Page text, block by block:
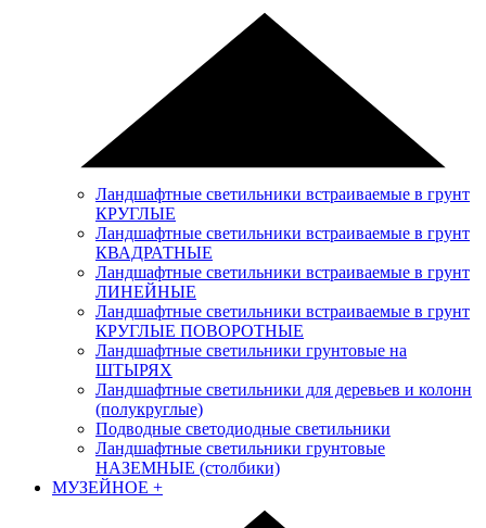
Ландшафтные светильники встраиваемые в грунт
КРУГЛЫЕ
Ландшафтные светильники встраиваемые в грунт
КВАДРАТНЫЕ
Ландшафтные светильники встраиваемые в грунт
ЛИНЕЙНЫЕ
Ландшафтные светильники встраиваемые в грунт
КРУГЛЫЕ ПОВОРОТНЫЕ
Ландшафтные светильники грунтовые на
ШТЫРЯХ
Ландшафтные светильники для деревьев и колонн
(полукруглые)
Подводные светодиодные светильники
Ландшафтные светильники грунтовые
НАЗЕМНЫЕ (столбики)
МУЗЕЙНОЕ +